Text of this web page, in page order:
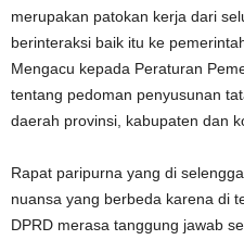
merupakan patokan kerja dari
berinteraksi baik itu ke
Mengacu kepada Peraturan
tentang pedoman penyusunan
daerah provinsi, kabupaten dan
Rapat paripurna yang di
nuansa yang berbeda karena di
DPRD merasa tanggung jawab